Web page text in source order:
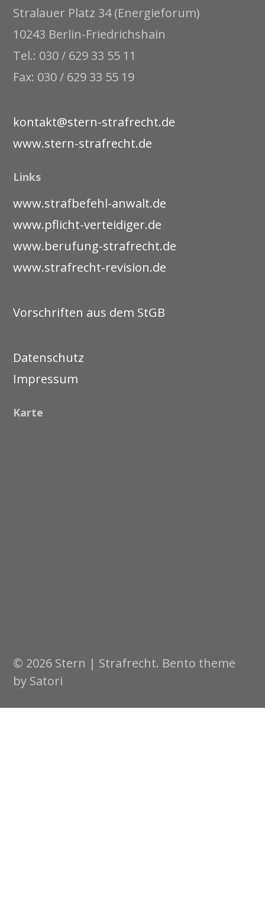
Stralauer Platz 34 (Energieforum)
10243 Berlin-Friedrichshain
Tel.: 030 / 629 33 55 11
Fax: 030 / 629 33 55 19
kontakt@stern-strafrecht.de
www.stern-strafrecht.de
Links
www.strafbefehl-anwalt.de
www.pflicht-verteidiger.de
www.berufung-strafrecht.de
www.strafrecht-revision.de
Vorschriften aus dem StGB
Datenschutz
Impressum
Karte
© 2026 Stern | Strafrecht. Bento theme
by Satori